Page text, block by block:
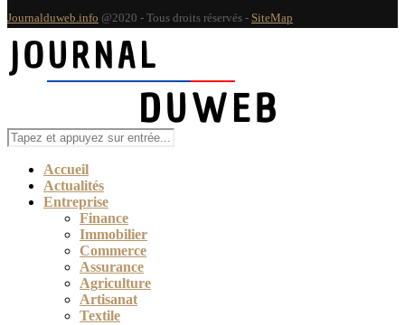
Journalduweb.info @2020 - Tous droits réservés - SiteMap
Accueil
Actualités
Entreprise
Finance
Immobilier
Commerce
Assurance
Agriculture
Artisanat
Textile